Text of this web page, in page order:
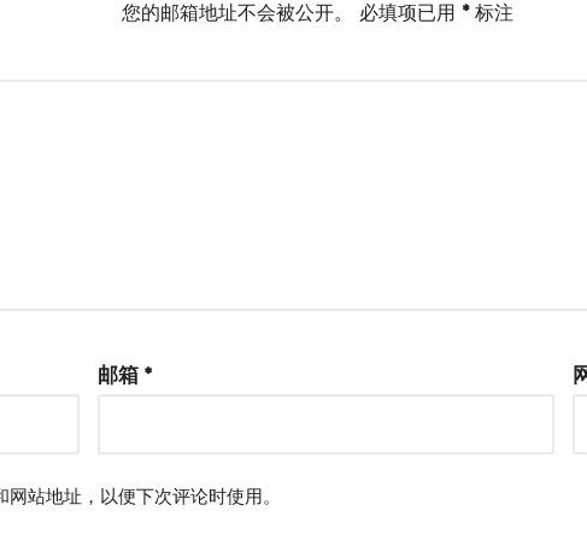
您的邮箱地址不会被公开。 必填项已用 *标注
邮箱 *
站地址，以便下次评论时使用。